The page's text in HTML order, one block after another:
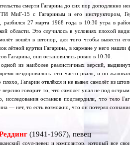
смерти Гагарина до сих пор доподлинно
МиГ-15 с Гагариным и его инструктором,
разбился 27 марта 1968 года в 10:30 утра в
области. Это случилось в условиях плохой
вошёл в штопор, для того чтобы вывести
лётной куртки Гагарина, в кармане у него
Гагарина, они остановились ровно в 10:30.
из наиболее реалистичных версий,
нездоровилось: его часто рвало, и он
плохо, Гагарин отвлёкся и не вывел самолёт из
версию говорит то, что самолёт упал не под
исследования останков подтвердили, что тело
— нет, то есть возможно, что он потерял
(1941-1967), певец
соул-певец и композитор, который все